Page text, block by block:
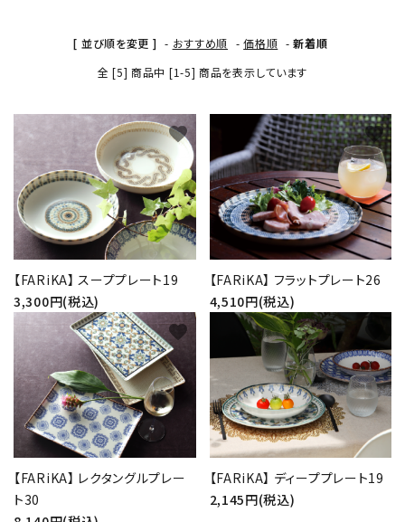
プライバシーポリシー
特定商取引法について
お問い合わせ
[ 並び順を変更 ] - おすすめ順 -価格順 -新着順
全 [5] 商品中 [1-5] 商品を表示しています
【FARiKA】 スーププレート19
3,300円(税込)
favorite
【FARiKA】 フラットプレート26
4,510円(税込)
favorite
【FARiKA】 レクタングルプレー
ト30
favorite
【FARiKA】 ディーププレート19
2,145円(税込)